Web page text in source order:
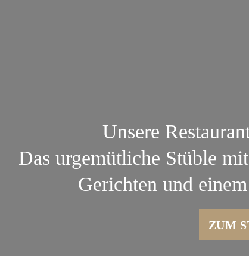
Unsere
Das urgemütliche Stüble
Gerichten und
ZUM